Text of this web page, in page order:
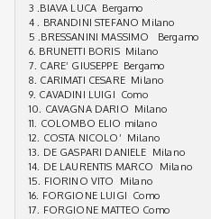
3 .BIAVA LUCA Bergamo
4 . BRANDINI STEFANO Milano
5 .BRESSANINI MASSIMO Bergamo
6. BRUNETTI BORIS Milano
7. CARE’ GIUSEPPE Bergamo
8. CARIMATI CESARE Milano
9. CAVADINI LUIGI Como
10. CAVAGNA DARIO Milano
11. COLOMBO ELIO milano
12. COSTA NICOLO’ Milano
13. DE GASPARI DANIELE Milano
14. DE LAURENTIS MARCO Milano
15. FIORINO VITO Milano
16. FORGIONE LUIGI Como
17. FORGIONE MATTEO Como